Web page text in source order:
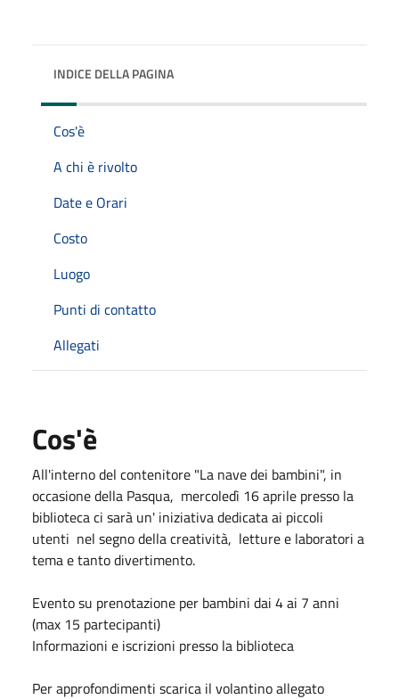
INDICE DELLA PAGINA
Cos'è
A chi è rivolto
Date e Orari
Costo
Luogo
Punti di contatto
Allegati
Cos'è
All'interno del contenitore "La nave dei bambini", in
occasione della Pasqua, mercoledì 16 aprile presso la
biblioteca ci sarà un' iniziativa dedicata ai piccoli
utenti nel segno della creatività, letture e laboratori a
tema e tanto divertimento.
Evento su prenotazione per bambini dai 4 ai 7 anni
(max 15 partecipanti)
Informazioni e iscrizioni presso la biblioteca
Per approfondimenti scarica il volantino allegato